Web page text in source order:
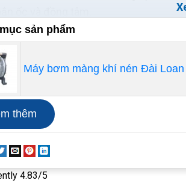
phận chống mài mòn sẽ bảo vệ
và vòng bi
dẫn động
sản phẩm
Máy bơm màng khí nén Đài
thêm
4.83/5